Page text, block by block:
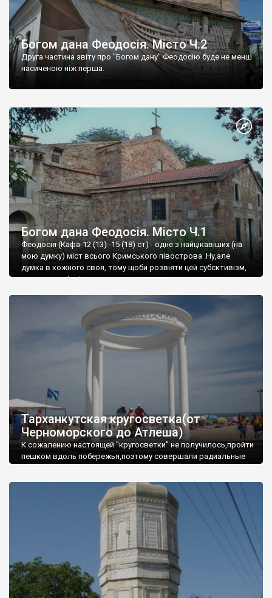
Богом дана Феодосія. Місто Ч.2
Друга частина звіту про "Богом дану" Феодосію буде не менш
насиченою ніж перша.
Богом дана Феодосія. Місто Ч.1
Феодосія (Кафа-12 (13) -15 (18) ст) - одне з найцікавіших (на
мою думку) міст всього Кримського півострова .Ну,але
думка в кожного своя, тому щоби розвіяти цей субєктивізм,
запрошую відвідати це
Тарханкутская кругосветка(от
Черноморского до Атлеша)
К сожалению настоящей "кругосветки" не получилось,пройти
пешком вдоль побережья,поэтому совершали радиальные